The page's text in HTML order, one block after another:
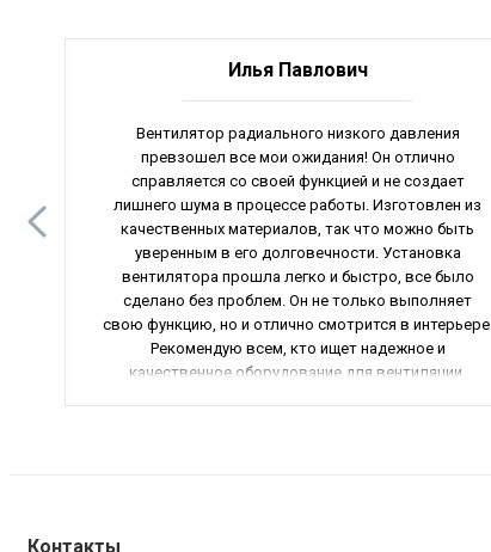
Илья Павлович
Вентилятор радиального низкого давления
превзошел все мои ожидания! Он отлично
справляется со своей функцией и не создает
лишнего шума в процессе работы. Изготовлен из
качественных материалов, так что можно быть
уверенным в его долговечности. Установка
вентилятора прошла легко и быстро, все было
сделано без проблем. Он не только выполняет
свою функцию, но и отлично смотрится в интерьере.
Рекомендую всем, кто ищет надежное и
качественное оборудование для вентиляции.
Контакты